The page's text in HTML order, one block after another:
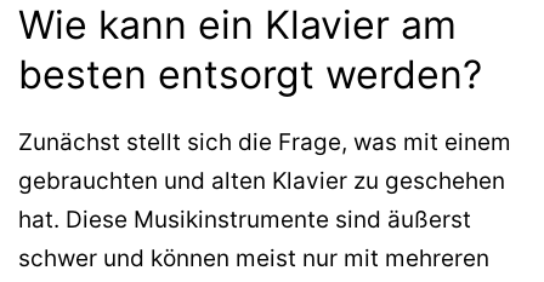
Wie kann ein Klavier am
besten entsorgt werden?
Zunächst stellt sich die Frage, was mit einem
gebrauchten und alten Klavier zu geschehen
hat. Diese Musikinstrumente sind äußerst
schwer und können meist nur mit mehreren